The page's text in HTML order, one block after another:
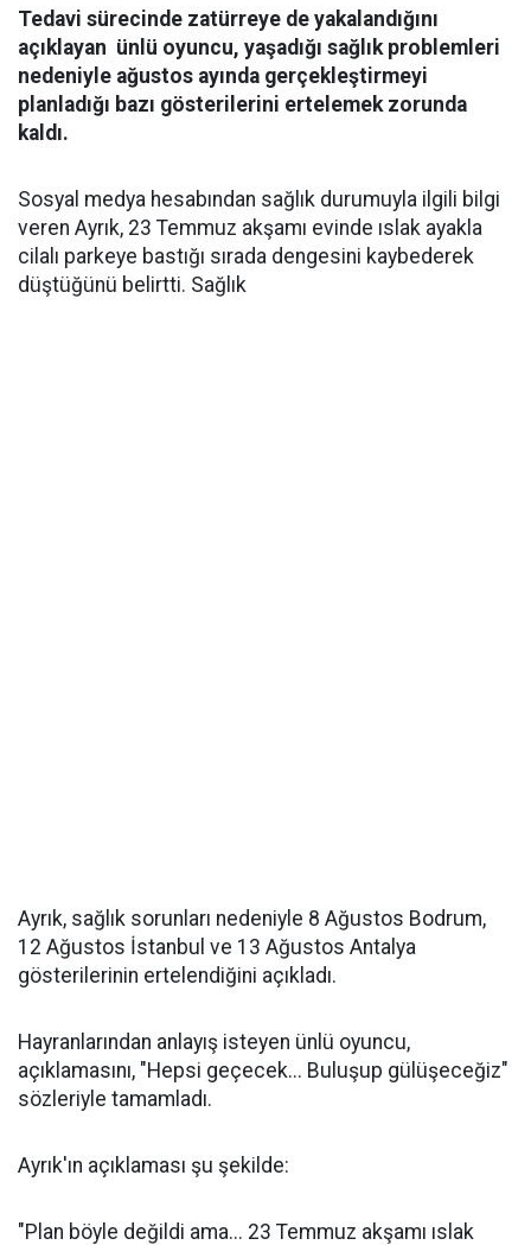
Tedavi sürecinde zatürreye de yakalandığını
açıklayan ünlü oyuncu, yaşadığı sağlık problemleri
nedeniyle ağustos ayında gerçekleştirmeyi
planladığı bazı gösterilerini ertelemek zorunda
kaldı.
Sosyal medya hesabından sağlık durumuyla ilgili bilgi
veren Ayrık, 23 Temmuz akşamı evinde ıslak ayakla
cilalı parkeye bastığı sırada dengesini kaybederek
düştüğünü belirtti. Sağlık
Ayrık, sağlık sorunları nedeniyle 8 Ağustos Bodrum,
12 Ağustos İstanbul ve 13 Ağustos Antalya
gösterilerinin ertelendiğini açıkladı.
Hayranlarından anlayış isteyen ünlü oyuncu,
açıklamasını, "Hepsi geçecek... Buluşup gülüşeceğiz"
sözleriyle tamamladı.
Ayrık'ın açıklaması şu şekilde:
"Plan böyle değildi ama... 23 Temmuz akşamı ıslak